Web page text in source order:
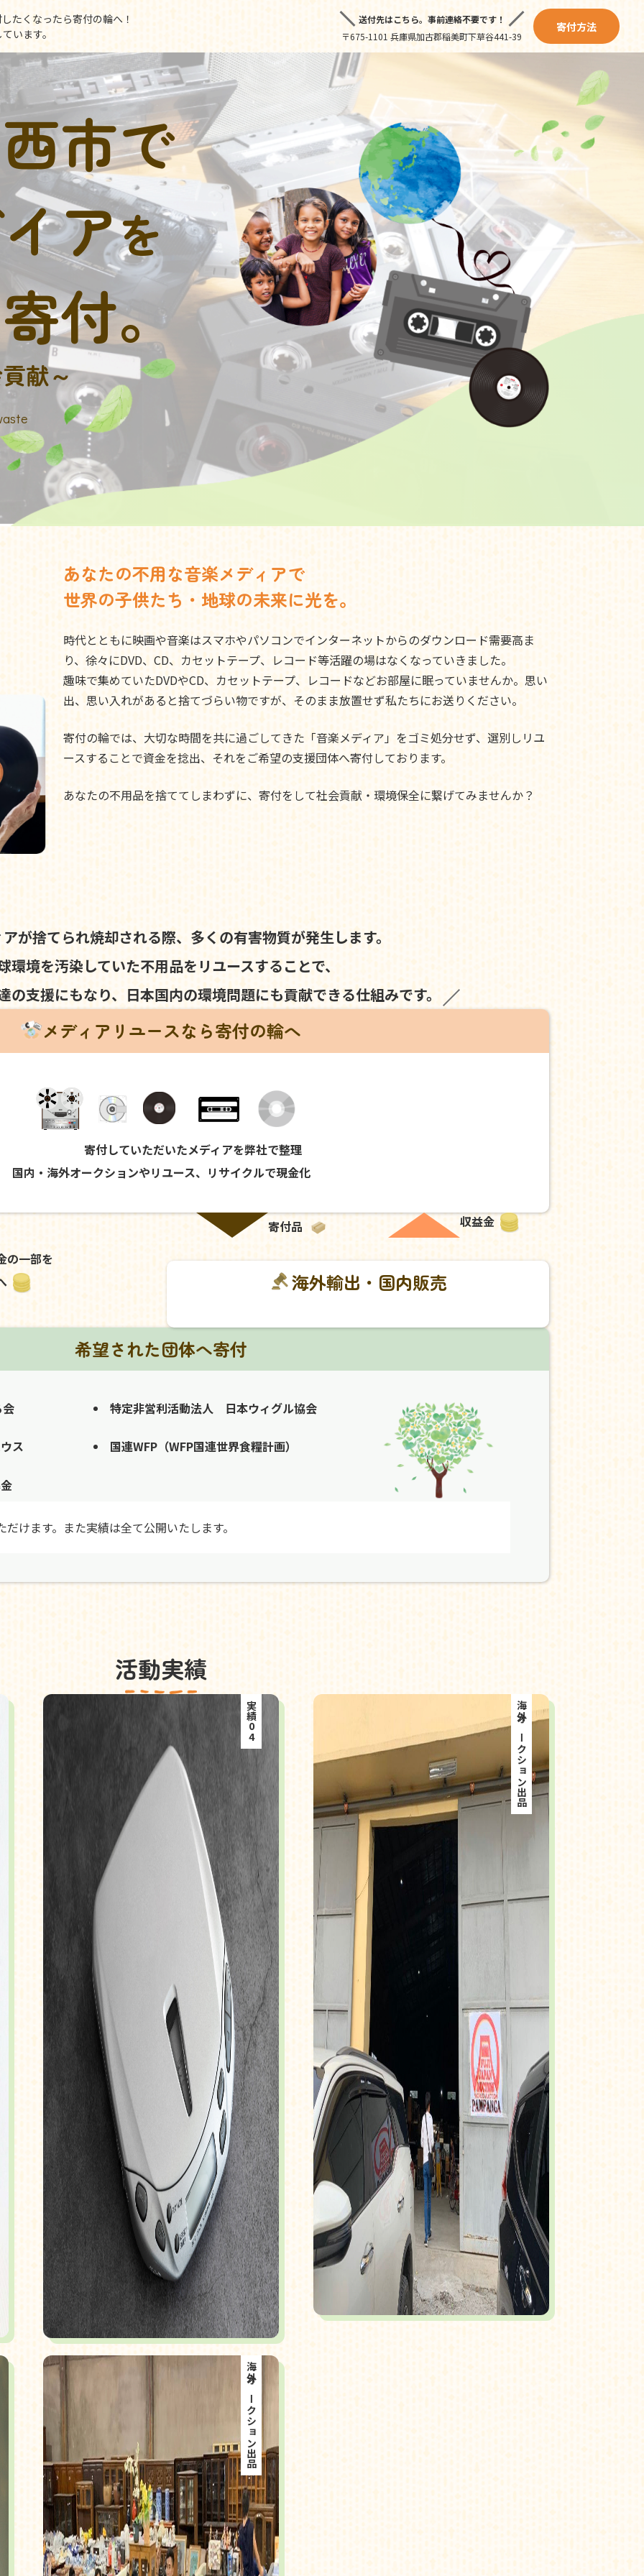
たくなったら寄付の輪へ！
います。
送付先はこちら。 事前連絡不要です！
〒675-1101 兵庫県加古郡稲美町下草谷441-39
寄付方法
市で
アを
付。
献～
あなたの不用な音楽メディアで
世界の子供たち・地球の未来に光を。
時代とともに映画や音楽はスマホやパソコンでインターネットからのダウンロード需要高ま
り、徐々にDVD、CD、カセットテープ、レコード等活躍の場はなくなっていきました。
趣味で集めていたDVDやCD、カセットテープ、レコードなどお部屋に眠っていませんか。思い
出、思い入れがあると捨てづらい物ですが、そのまま放置せず私たちにお送りください。
寄付の輪では、大切な時間を共に過ごしてきた「音楽メディア」をゴミ処分せず、選別しリユ
ースすることで資金を捻出、それをご希望の支援団体へ寄付しております。
あなたの不用品を捨ててしまわずに、寄付をして社会貢献・環境保全に繋げてみませんか？
が捨てられ焼却される際、 多くの有害物質が発生します。
環境を汚染していた不用品を リユースすることで、
支援にもなり、 日本国内の環境問題にも貢献できる仕組みです。
メディアリユースなら寄付の輪へ
寄付していただいたメディアを弊社で整理
国内・海外オークションやリユース、リサイクルで現金化
の一部を
寄付品 収益金
海外輸出・国内販売
希望された団体へ寄付
特定非営利活動法人 日本ウィグル協会
ス 国連WFP（WFP国連世界食糧計画）
けます。また実績は全て公開いたします。
活動実績
実績04 海外オークション出品
海外オークション出品